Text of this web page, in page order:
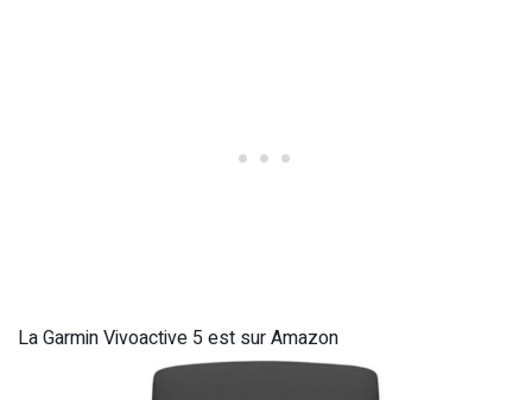
La Garmin Vivoactive 5 est sur Amazon